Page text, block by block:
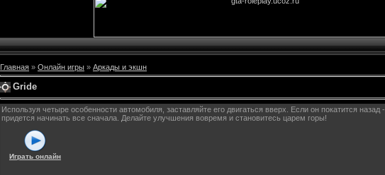
Главная » Онлайн игры » Аркады и экшн
Gride
Используя четыре особенности автомобиля, заставляйте его двигаться вверх. Если он покатится назад -
придется начинать все сначала. Делайте улучшения вовремя и становитесь царем горы!
Играть онлайн